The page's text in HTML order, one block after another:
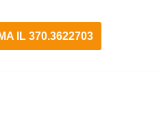
IL 370.3622703